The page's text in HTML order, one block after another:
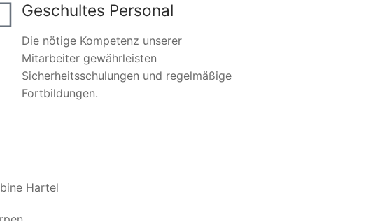
Geschultes Personal
Die nötige Kompetenz unserer
Mitarbeiter gewährleisten
Sicherheitsschulungen und regelmäßige
Fortbildungen.
Hartel